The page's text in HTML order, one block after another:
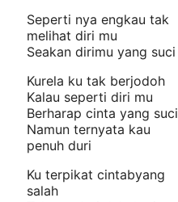
Seperti nya engkau tak
melihat diri mu
Seakan dirimu yang suci
Kurela ku tak berjodoh
Kalau seperti diri mu
Berharap cinta yang suci
Namun ternyata kau
penuh duri
Ku terpikat cintabyang
salah